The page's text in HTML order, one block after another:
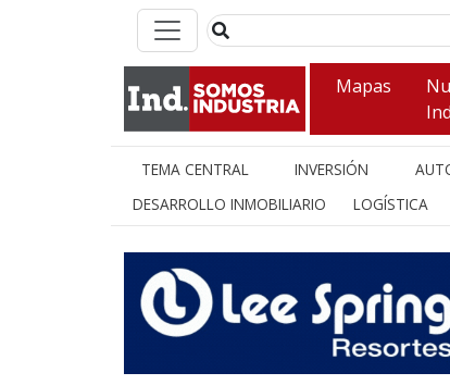
Mapas
TEMA CENTRAL INVERSIÓN
DESARROLLO INMOBILIARIO
LOGÍSTICA